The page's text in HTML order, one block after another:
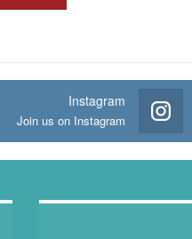
Instagram
Join us on Instagram